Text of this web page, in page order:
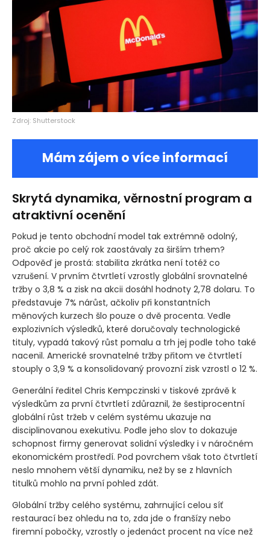
Zdroj: Shutterstock
Mám zájem o více informací
Skrytá dynamika, věrnostní program a
atraktivní ocenění
Pokud je tento obchodní model tak extrémně odolný,
proč akcie po celý rok zaostávaly za širším trhem?
Odpověď je prostá: stabilita zkrátka není totéž co
vzrušení. V prvním čtvrtletí vzrostly globální srovnatelné
tržby o 3,8 % a zisk na akcii dosáhl hodnoty 2,78 dolaru. To
představuje 7% nárůst, ačkoliv při konstantních
měnových kurzech šlo pouze o dvě procenta. Vedle
explozivních výsledků, které doručovaly technologické
tituly, vypadá takový růst pomalu a trh jej podle toho také
nacenil. Americké srovnatelné tržby přitom ve čtvrtletí
stouply o 3,9 % a konsolidovaný provozní zisk vzrostl o 12 %.
Generální ředitel Chris Kempczinski v tiskové zprávě k
výsledkům za první čtvrtletí zdůraznil, že šestiprocentní
globální růst tržeb v celém systému ukazuje na
disciplinovanou exekutivu. Podle jeho slov to dokazuje
schopnost firmy generovat solidní výsledky i v náročném
ekonomickém prostředí. Pod povrchem však toto čtvrtletí
neslo mnohem větší dynamiku, než by se z hlavních
titulků mohlo na první pohled zdát.
Globální tržby celého systému, zahrnující celou síť
restaurací bez ohledu na to, zda jde o franšízy nebo
firemní pobočky, vzrostly o jedenáct procent na více než